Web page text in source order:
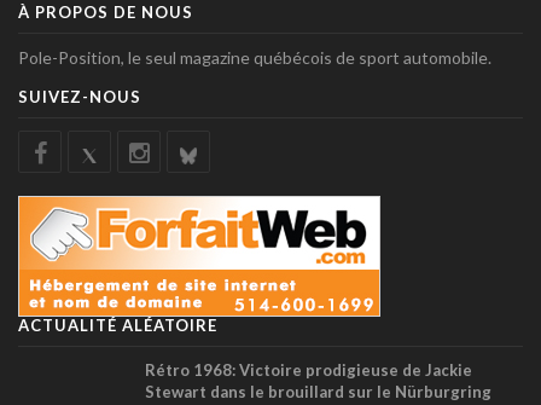
À PROPOS DE NOUS
Pole-Position, le seul magazine québécois de sport automobile.
SUIVEZ-NOUS
ACTUALITÉ ALÉATOIRE
Rétro 1968: Victoire prodigieuse de Jackie
Stewart dans le brouillard sur le Nürburgring